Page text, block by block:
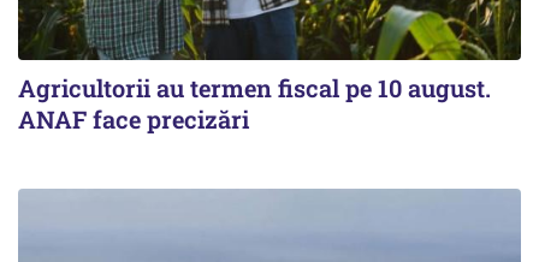
Agricultorii au termen fiscal pe 10 august.
ANAF face precizări